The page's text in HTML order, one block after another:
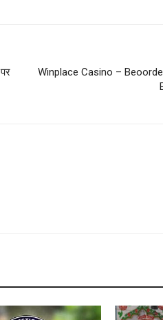
Winplace Casino –